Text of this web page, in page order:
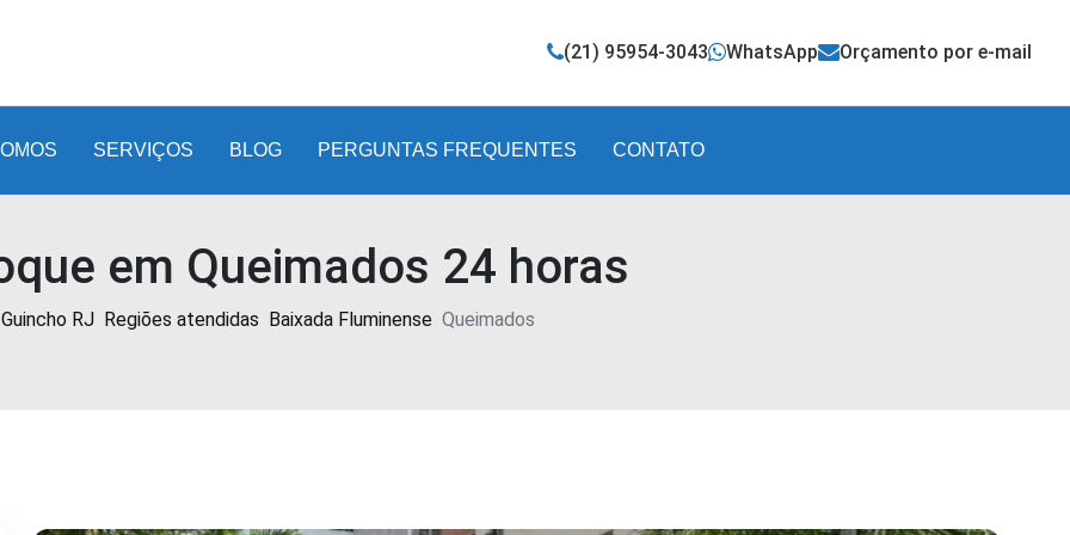
(21) 95954-3043 WhatsApp Orçamento por e-mail
SERVIÇOS BLOG PERGUNTAS FREQUENTES CONTATO
em Queimados 24 horas
Guincho RJ Regiões atendidas Baixada Fluminense Queimados